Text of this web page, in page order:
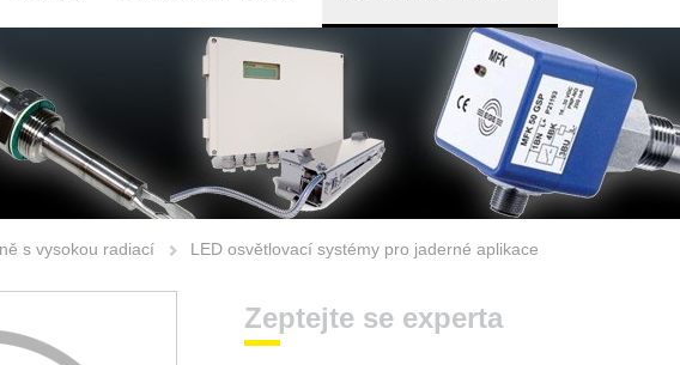
s vysokou radiací LED osvětlovací systémy pro jaderné aplikace
Zeptejte se experta